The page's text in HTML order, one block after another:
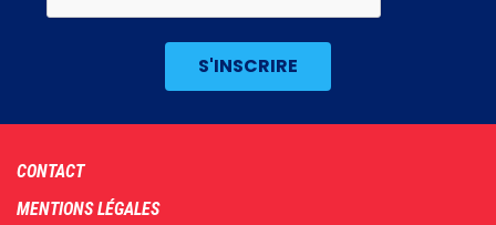
Footer
menu
CONTACT
MENTIONS LÉGALES